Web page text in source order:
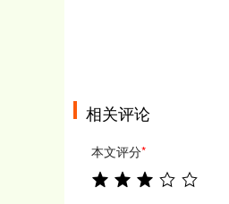
相关评论
本文评分*